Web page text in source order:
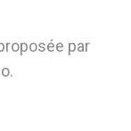
par